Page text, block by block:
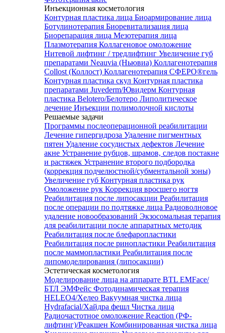
Инъекционная косметология
Контурная пластика лица Биоармирование лица
Ботулинотерапия Биоревитализация лица
Биорепарация лица Мезотерапия лица
Плазмотерапия Коллагеновое омоложение
Нитевой лифтинг / тредлифтинг Увеличение губ
препаратами Neauvia (Ньювиа) Коллагенотерапия
Collost (Коллост) Коллагенотерапия СФЕРО®гель
Контурная пластика скул Контурная пластика
препаратами Juvederm/Ювидерм Контурная
пластика Belotero/Белотеро Липолитическое
лечение Инъекции полимолочной кислоты
Решаемые задачи
Программы послеоперационной реабилитации
Лечение гипергидроза Удаление пигментных
пятен Удаление сосудистых дефектов Лечение
акне Устранение рубцов, шрамов, следов постакне
и растяжек Устранение второго подбородка
(коррекция подчелюстной/субментальной зоны)
Увеличение губ Контурная пластика рук
Омоложение рук Коррекция вросшего ногтя
Реабилитация после липосакции Реабилитация
после операции по подтяжке лица Радиоволновое
удаление новообразований Экзосомальная терапия
для реабилитации после аппаратных методик
Реабилитация после блефаропластики
Реабилитация после ринопластики Реабилитация
после маммопластики Реабилитация после
липомоделирования (липосакции)
Эстетическая косметология
Моделирование лица на аппарате BTL EMFace/
БТЛ ЭМФейс Фотодинамическая терапия
HELEO4/Хелео Вакуумная чистка лица
Hydrafacial/Хайдра фешл Чистка лица
Радиочастотное омоложение Reaction (РФ-
лифтинг)/Реакшен Комбинированная чистка лица